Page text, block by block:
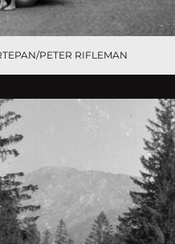
PETER RIFLEMAN